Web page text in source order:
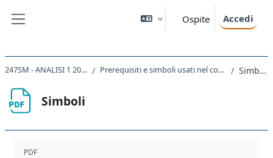
Ospite Accedi
247SM - ANALISI 1 2023 Prerequisiti e simboli usati nel corso Simboli
Simboli
PDF